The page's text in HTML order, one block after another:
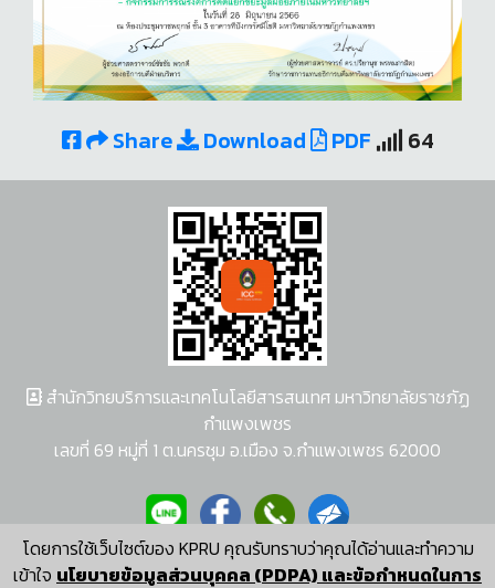
Share Download PDF 64
โดยการใช้เว็บไซต์ของ KPRU คุณรับทราบว่าคุณได้อ่านและทำความ
เข้าใจ นโยบายข้อมูลส่วนบุคคล (PDPA) และข้อกำหนดในการ
สำนักวิทยบริการและเทคโนโลยีสารสนเทศ มหาวิทยาลัยราชภัฏ
กำแพงเพชร
เลขที่ 69 หมู่ที่ 1 ต.นครชุม อ.เมือง จ.กำแพงเพชร 62000
ผู้พัฒนาระบบ อนุชา พวงผกา